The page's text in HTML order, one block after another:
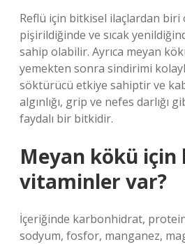
Reflü için bitkisel ilaçlardan biri
pişirildiğinde ve sıcak
sahip olabilir. Ayrıca meyan
yemekten sonra sindirimi
söktürücü etkiye sahiptir ve
algınlığı, grip ve nefes darlığı
faydalı bir bitkidir.
Meyan kökü için
vitaminler var?
İçeriğinde karbonhidrat,
sodyum, fosfor, manganez,